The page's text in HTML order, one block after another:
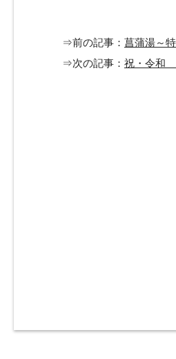
⇒前の記事： 菖蒲湯～
⇒次の記事： 祝・令和